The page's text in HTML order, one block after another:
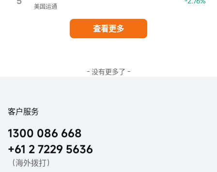
美国运通
查看更多
- 没有更多了 -
客户服务
1300 086 668
+61 2 7229 5636
（海外拨打）